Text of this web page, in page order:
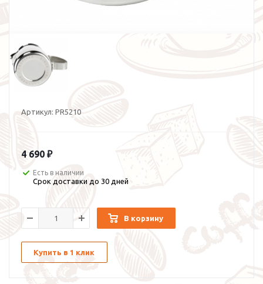
Артикул: PR5210
4 690 ₽
Есть в наличии
Срок доставки до 30 дней
В корзину
Купить в 1 клик